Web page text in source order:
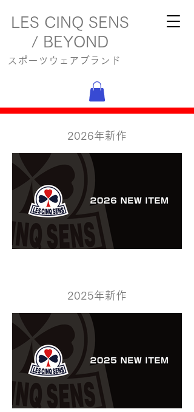
LES CINQ SENS
/ BEYOND
スポーツウェアブランド
2026年新作
2025年新作